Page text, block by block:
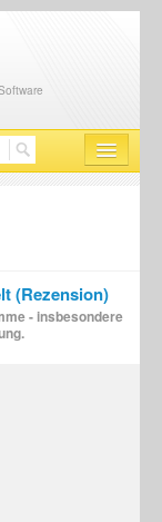
(Rezension)
- insbesondere